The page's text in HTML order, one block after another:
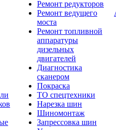
Ремонт редукторов
Ремонт ведущего
моста
Ремонт топливной
аппаратуры
дизельных
двигателей
Диагностика
сканером
Покраска
ТО спецтехники
Нарезка шин
Шиномонтаж
Запрессовка шин